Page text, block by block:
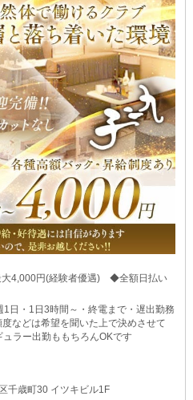
緒に働くのか
か etc.
せんか？
ただけます♪
にご応募ください◎
大4,000円(経験者優遇) ◆全額日払い
日・1日3時間～・終電まで・遅出勤務
などは希望を聞いた上で決めさせて
ラー出勤ももちろんOKです
千歳町30 イツキビル1F